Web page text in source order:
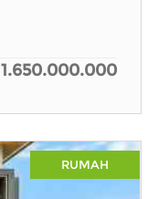
1.650.000.000
RUMAH